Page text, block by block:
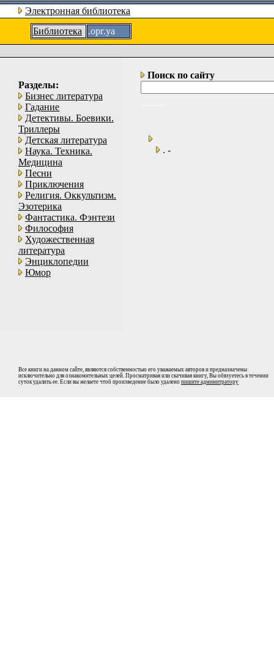
Электронная библиотека
Библиотека
.орг.уа
Разделы:
Бизнес литература
Гадание
Детективы. Боевики.
Триллеры
Детская литература
Наука. Техника.
Медицина
Песни
Приключения
Религия. Оккультизм.
Эзотерика
Фантастика. Фэнтези
Философия
Художественная
литература
Энциклопедии
Юмор
Поиск по сайту
. -
Все книги на данном сайте, являются собственностью его уважаемых авторов и предназначены
исключительно для ознакомительных целей. Просматривая или скачивая книгу, Вы обязуетесь в течении
суток удалить ее. Если вы желаете чтоб произведение было удалено пишите админитратору